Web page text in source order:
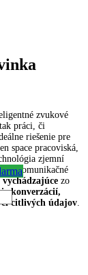
zvukové
práci, či
riešenie pre
space pracoviská,
zjemní
a komunikačné
zo
konverzácií,
či citlivých údajov